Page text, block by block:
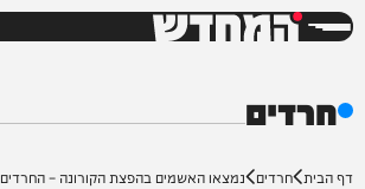
המחדש
חרדים
דף הבית חרדים נמצאו האשמים בהפצת הקורונה – החרדים